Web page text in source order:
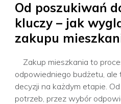
Od poszukiwań
kluczy – jak
zakupu
Zakup mieszkania to
odpowiedniego budżetu,
decyzji na każdym etapie.
potrzeb, przez wybór